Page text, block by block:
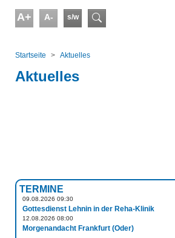
A+ A- s/w Suchformular
Startseite
Aktuelles
Aktuelles
TERMINE
09.08.2026 09:30
Gottesdienst Lehnin in der Reha-Klinik
12.08.2026 08:00
Morgenandacht Frankfurt (Oder)